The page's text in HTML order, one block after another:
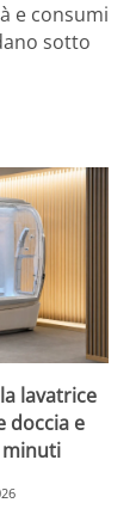
e consumi
sotto
lavatrice
doccia e
minuti